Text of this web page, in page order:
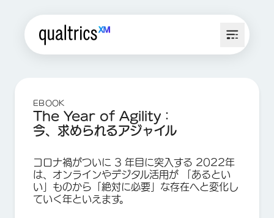
EBOOK
The Year of Agility：
今、求められるアジャイル
コロナ禍がついに 3 年目に突入する 2022年
は、オンラインやデジタル活用が 「あるとい
い」ものから「絶対に必要」な存在へと変化し
ていく年といえます。